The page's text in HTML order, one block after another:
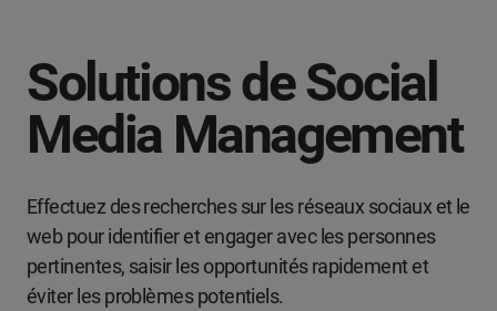
Solutions de Social
Media Management
Effectuez des recherches sur les réseaux sociaux et le
web pour identifier et engager avec les personnes
pertinentes, saisir les opportunités rapidement et
éviter les problèmes potentiels.